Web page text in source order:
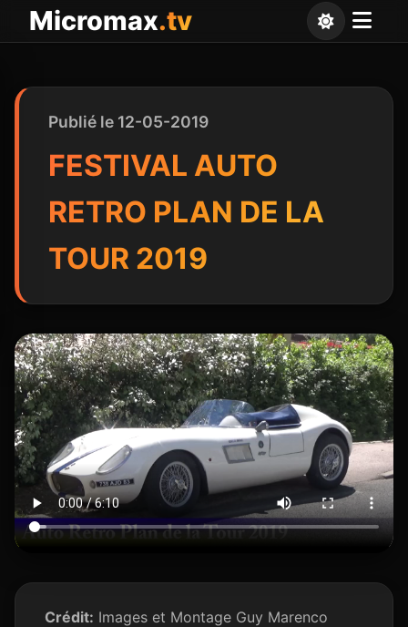
Micromax.tv
Publié le 12-05-2019
FESTIVAL AUTO
RETRO PLAN DE LA
TOUR 2019
Crédit: Images et Montage Guy Marenco
Panneau de gestion des cookies